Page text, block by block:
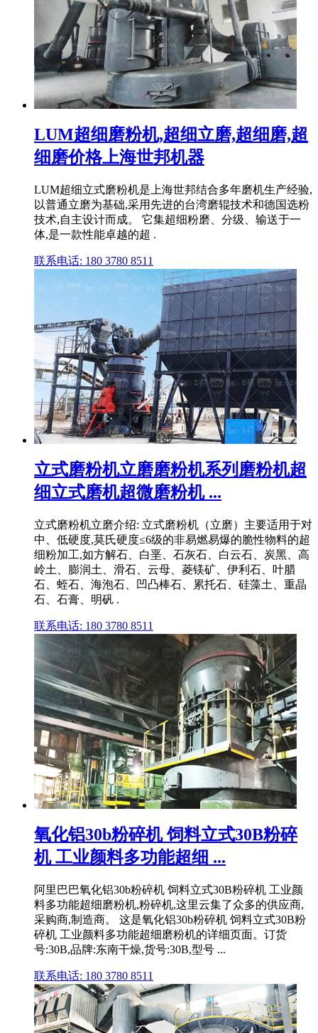
LUM超细磨粉机,超细立磨,超细磨,超
细磨价格上海世邦机器
LUM超细立式磨粉机是上海世邦结合多年磨机生产经验,
以普通立磨为基础,采用先进的台湾磨辊技术和德国选粉
技术,自主设计而成。 它集超细粉磨、分级、输送于一
体,是一款性能卓越的超 .
联系电话: 180 3780 8511
立式磨粉机立磨磨粉机系列磨粉机超
细立式磨机超微磨粉机 ...
立式磨粉机立磨介绍: 立式磨粉机（立磨）主要适用于对
中、低硬度,莫氏硬度≤6级的非易燃易爆的脆性物料的超
细粉加工,如方解石、白垩、石灰石、白云石、炭黑、高
岭土、膨润土、滑石、云母、菱镁矿、伊利石、叶腊
石、蛭石、海泡石、凹凸棒石、累托石、硅藻土、重晶
石、石膏、明矾 .
联系电话: 180 3780 8511
氧化铝30b粉碎机 饲料立式30B粉碎
机 工业颜料多功能超细 ...
阿里巴巴氧化铝30b粉碎机 饲料立式30B粉碎机 工业颜
料多功能超细磨粉机,粉碎机,这里云集了众多的供应商,
采购商,制造商。 这是氧化铝30b粉碎机 饲料立式30B粉
碎机 工业颜料多功能超细磨粉机的详细页面。订货
号:30B,品牌:东南干燥,货号:30B,型号 ...
联系电话: 180 3780 8511